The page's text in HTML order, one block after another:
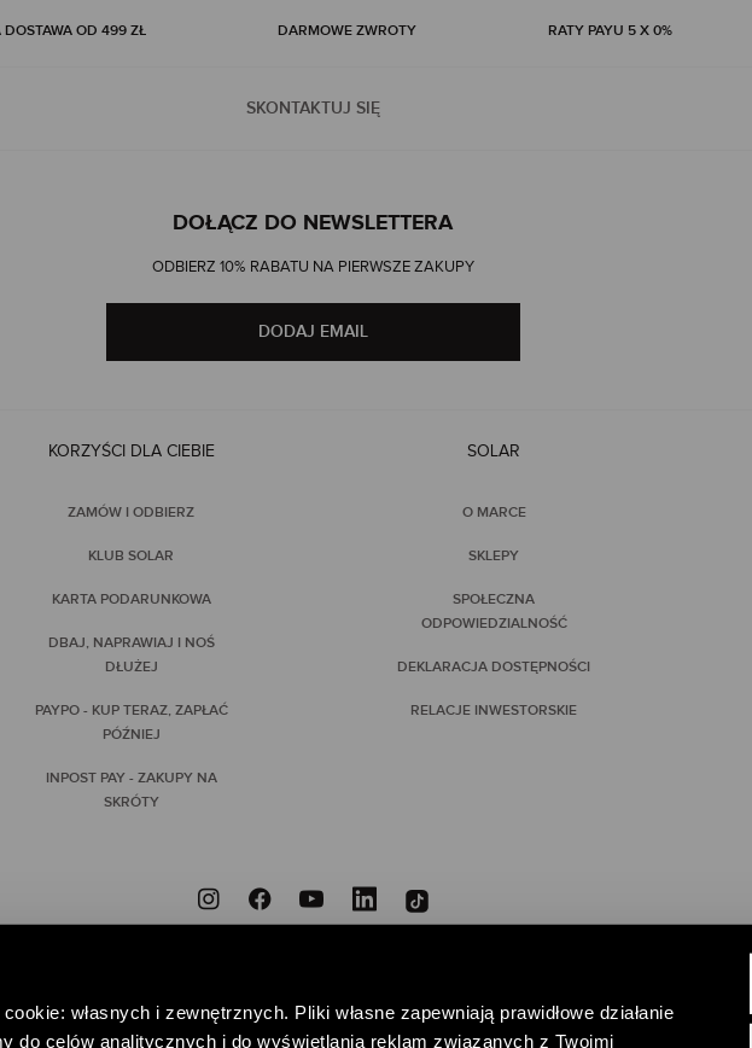
własnych i zewnętrznych. Pliki własne zapewniają prawidłowe działanie
do celów analitycznych i do wyświetlania reklam związanych z Twoimi
DOSTAWA OD 499 ZŁ DARMOWE ZWROTY RATY PAYU 5 X 0%
SKONTAKTUJ SIĘ
DOŁĄCZ DO NEWSLETTERA
ODBIERZ 10% RABATU NA PIERWSZE ZAKUPY
DODAJ EMAIL
KORZYŚCI DLA CIEBIE
ZAMÓW I ODBIERZ
KLUB SOLAR
KARTA PODARUNKOWA
DBAJ, NAPRAWIAJ I NOŚ
DŁUŻEJ
PAYPO - KUP TERAZ, ZAPŁAĆ
PÓŹNIEJ
INPOST PAY - ZAKUPY NA
SKRÓTY
SOLAR
O MARCE
SKLEPY
SPOŁECZNA
ODPOWIEDZIALNOŚĆ
DEKLARACJA DOSTĘPNOŚCI
RELACJE INWESTORSKIE
POMAGAJ – WSPIERAJĄC FUNDACJĘ CENTRUM PRAW KOBIET